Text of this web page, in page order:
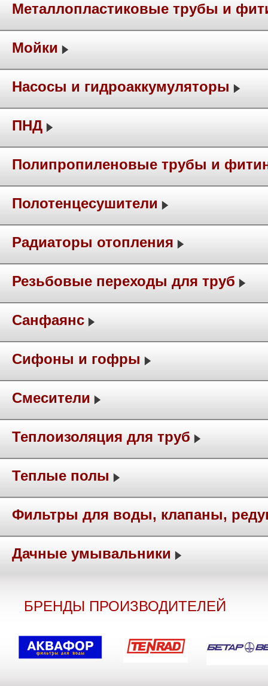
Металлопластиковые трубы и
Мойки
Насосы и гидроаккумуляторы
ПНД
Полипропиленовые трубы и
Полотенцесушители
Радиаторы отопления
Резьбовые переходы для труб
Санфаянс
Сифоны и гофры
Смесители
Теплоизоляция для труб
Теплые полы
Фильтры для воды, клапаны,
Дачные умывальники
БРЕНДЫ ПРОИЗВОДИТЕЛЕЙ